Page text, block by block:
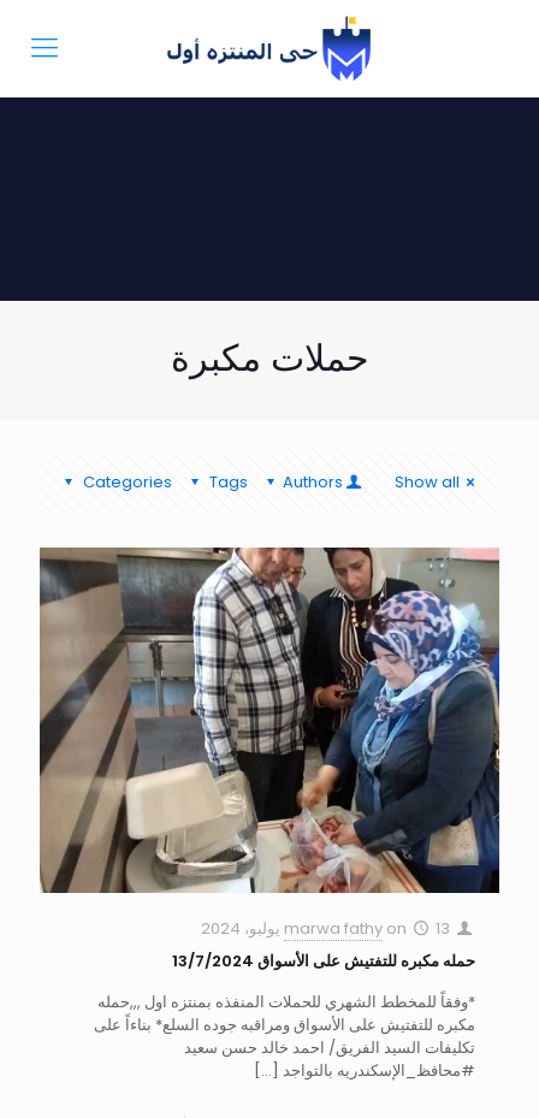
حملات مكبرة
Categories Tags Authors Show all
marwa fathy on
13 يوليو، 2024
حمله مكبره للتفتيش على الأسواق 13/7/2024
*وفقاً للمخطط الشهري للحملات المنفذه بمنتزه اول ,,,حمله
مكبره للتفتيش على الأسواق ومراقبه جوده السلع* بناءاً على
تكليفات السيد الفريق/ احمد خالد حسن سعيد
#محافظ_الإسكندريه بالتواجد […]